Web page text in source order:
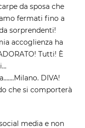
da sposa che
fermati fino a
sorprendenti!
accoglienza ha
Tutti! È
DIVA!
che si comporterà
media e non